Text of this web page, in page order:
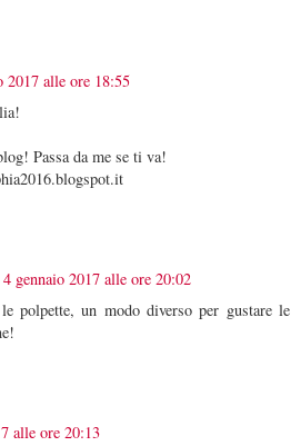
2017 alle ore 18:55
Passa da me se ti va!
4 gennaio 2017 alle ore 20:02
polpette, un modo diverso per gustare le
alle ore 20:13